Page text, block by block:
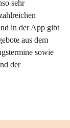
sehr
in der App gibt
aus dem
sowie
der